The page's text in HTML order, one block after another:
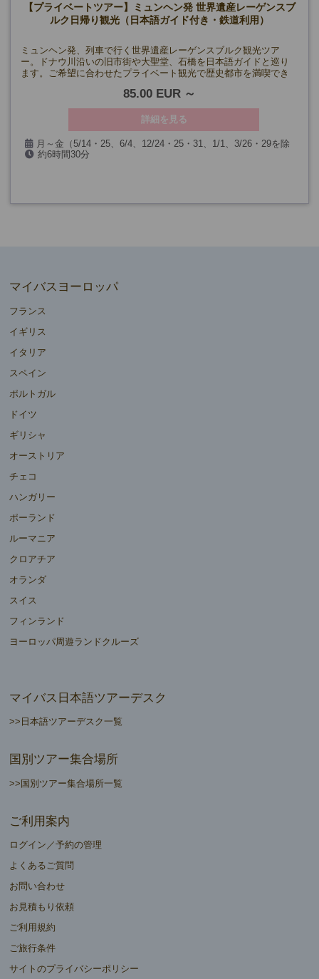
【プライベートツアー】ミュンヘン発 世界遺産レーゲンスブ
ルク日帰り観光（日本語ガイド付き・鉄道利用）
ミュンヘン発、列車で行く世界遺産レーゲンスブルク観光ツア
ー。ドナウ川沿いの旧市街や大聖堂、石橋を日本語ガイドと巡り
ます。ご希望に合わせたプライベート観光で歴史都市を満喫でき
85.00 EUR
詳細を見る
月～金（5/14・25、6/4、12/24・25・31、1/1、3/26・29を除
く）約6時間30分
マイバスヨーロッパ
フランス
イギリス
イタリア
スペイン
ポルトガル
ドイツ
ギリシャ
オーストリア
チェコ
ハンガリー
ポーランド
ルーマニア
クロアチア
オランダ
スイス
フィンランド
ヨーロッパ周遊ランドクルーズ
マイバス日本語ツアーデスク
>>日本語ツアーデスク一覧
国別ツアー集合場所
>>国別ツアー集合場所一覧
ご利用案内
ログイン／予約の管理
よくあるご質問
お問い合わせ
お見積もり依頼
ご利用規約
ご旅行条件
サイトのプライバシーポリシー